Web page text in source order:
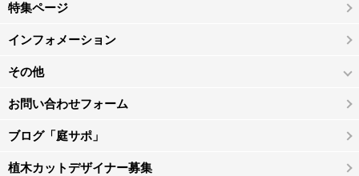
特集ページ
インフォメーション
その他
お問い合わせフォーム
ブログ「庭サポ」
植木カットデザイナー募集